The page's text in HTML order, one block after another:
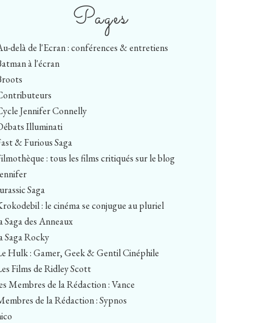
Pages
delà de l'Ecran : conférences & entretiens
à l'écran
Jennifer Connelly
Illuminati
& Furious Saga
: tous les films critiqués sur le blog
Saga
: le cinéma se conjugue au pluriel
Saga des Anneaux
Saga Rocky
Hulk : Gamer, Geek & Gentil Cinéphile
Films de Ridley Scott
Membres de la Rédaction : Vance
de la Rédaction : Sypnos